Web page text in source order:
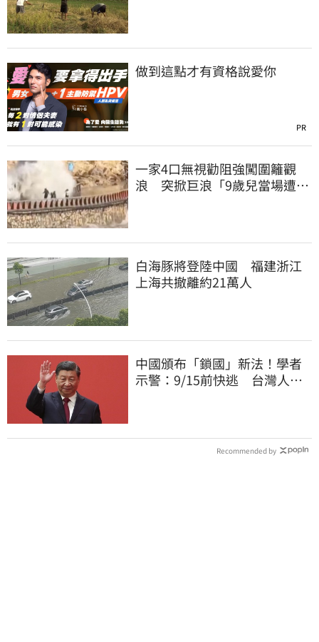
做到這點才有資格說愛你
PR
一家4口無視勸阻強闖圍籬觀
浪 突掀巨浪「9歲兒當場遭捲
白海豚將登陸中國 福建浙江
上海共撤離約21萬人
中國頒布「鎖國」新法！學者
示警：9/15前快逃 台灣人也
Recommended by